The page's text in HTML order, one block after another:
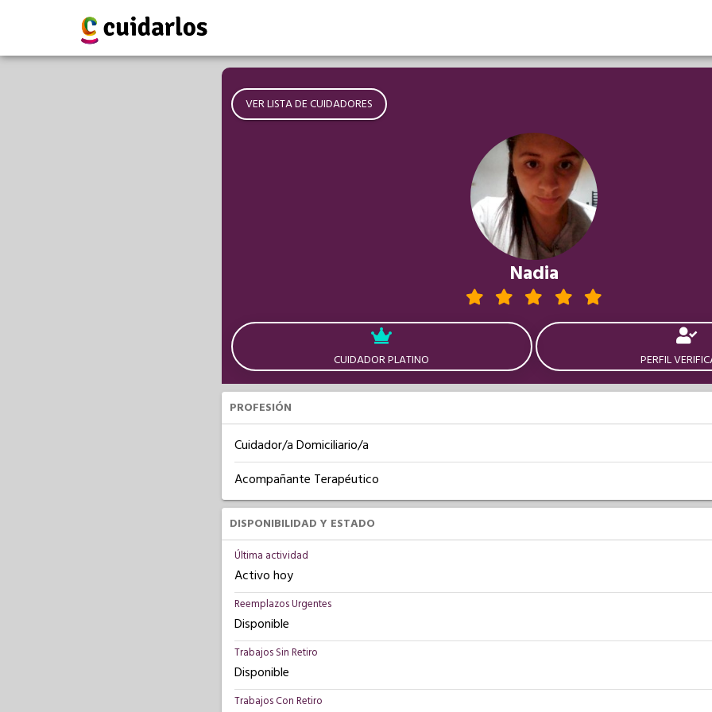
VER LISTA DE CUIDADORES
Nadia
CUIDADOR PLATINO PERFIL
PROFESIÓN
Cuidador/a Domiciliario/a
Acompañante Terapéutico
DISPONIBILIDAD Y ESTADO
Última actividad
Activo hoy
Reemplazos Urgentes
Disponible
Trabajos Sin Retiro
Disponible
Trabajos Con Retiro